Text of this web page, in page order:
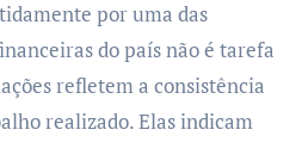
por uma das
do país não é tarefa
refletem a consistência
realizado. Elas indicam